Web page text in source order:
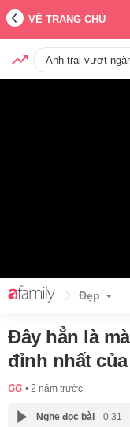
VỀ TRANG CHỦ
Anh trai vượt
Đẹp
Đây hẳn là
đỉnh nhất
GG 2 năm trước
Nghe đọc bài 0:31